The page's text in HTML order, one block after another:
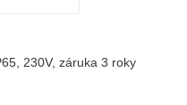
230V, záruka 3 roky